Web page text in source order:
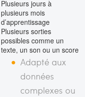
Plusieurs jours à
plusieurs mois
d’apprentissage
Plusieurs sorties
possibles comme un
texte, un son ou un score
Adapté aux
données
complexes ou